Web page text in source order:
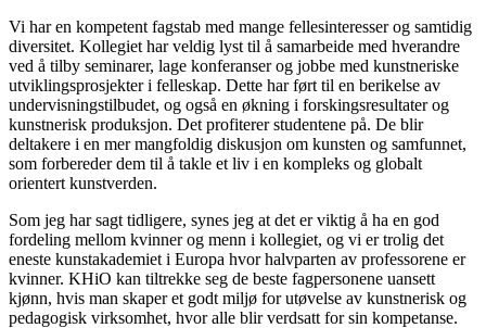
Vi har en kompetent fagstab med mange fellesinteresser og samtidig
diversitet. Kollegiet har veldig lyst til å samarbeide med hverandre
ved å tilby seminarer, lage konferanser og jobbe med kunstneriske
utviklingsprosjekter i felleskap. Dette har ført til en berikelse av
undervisningstilbudet, og også en økning i forskingsresultater og
kunstnerisk produksjon. Det profiterer studentene på. De blir
deltakere i en mer mangfoldig diskusjon om kunsten og samfunnet,
som forbereder dem til å takle et liv i en kompleks og globalt
orientert kunstverden.
Som jeg har sagt tidligere, synes jeg at det er viktig å ha en god
fordeling mellom kvinner og menn i kollegiet, og vi er trolig det
eneste kunstakademiet i Europa hvor halvparten av professorene er
kvinner. KHiO kan tiltrekke seg de beste fagpersonene uansett
kjønn, hvis man skaper et godt miljø for utøvelse av kunstnerisk og
pedagogisk virksomhet, hvor alle blir verdsatt for sin kompetanse.